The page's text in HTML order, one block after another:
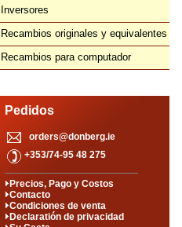
Inversores
Recambios originales y equivalentes
Recambios para computador
Pedidos
orders@donberg.ie
+353/74-95 48 275
Precios, Pago y Costos
Contacto
Condiciones de venta
Declaratión de privacidad